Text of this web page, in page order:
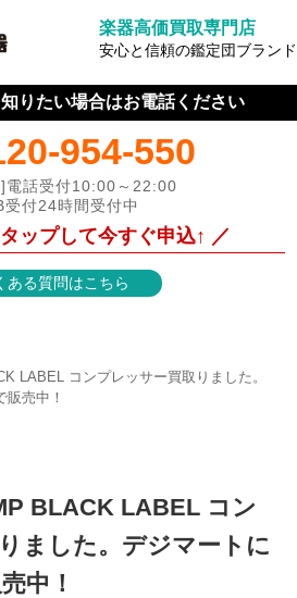
楽器高価買取専門店
安心と信頼の鑑定団ブランド
りたい場合はお電話ください
954-550
電話受付10:00～22:00
受付24時間受付中
ップして今すぐ申込↑ ／
ある質問はこちら
LABEL コンプレッサー買取りました。
売中！
BLACK LABEL コン
ました。デジマートに
中！